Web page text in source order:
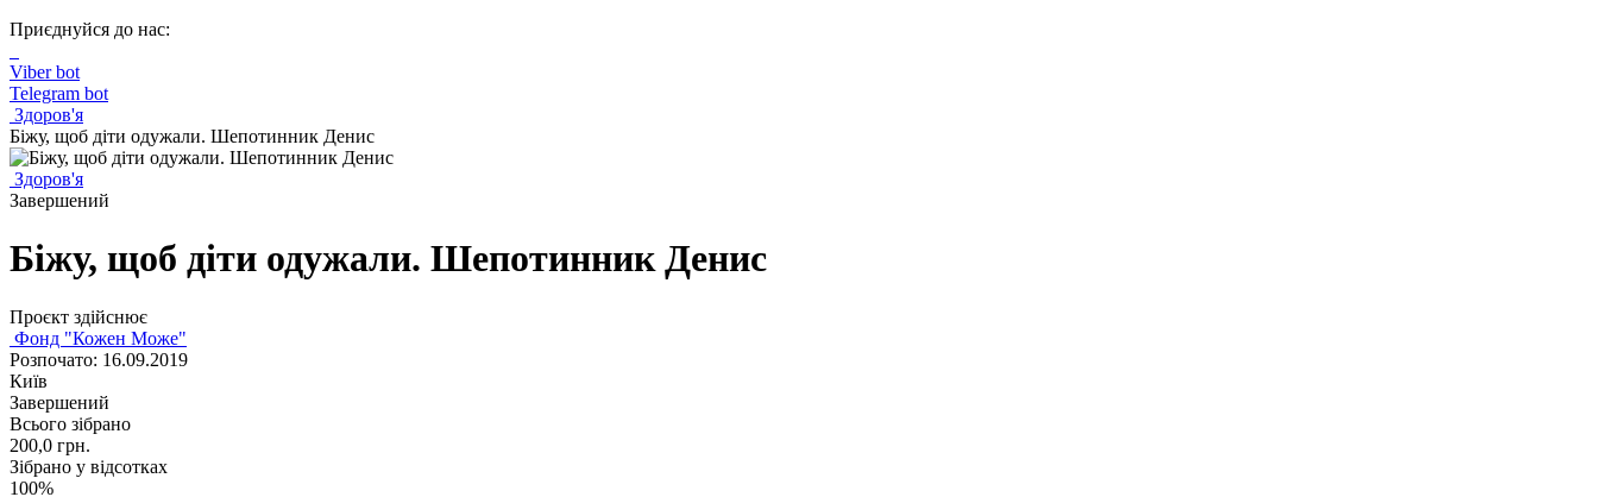
Приєднуйся до нас:
Viber bot
Telegram bot
Здоров'я
Біжу, щоб діти одужали. Шепотинник Денис
Здоров'я
Завершений
Біжу, щоб діти одужали. Шепотинник Денис
Проєкт здійснює
Фонд "Кожен Може"
Розпочато: 16.09.2019
Київ
Завершений
Всього зібрано
200,0 грн.
Зібрано у відсотках
100%